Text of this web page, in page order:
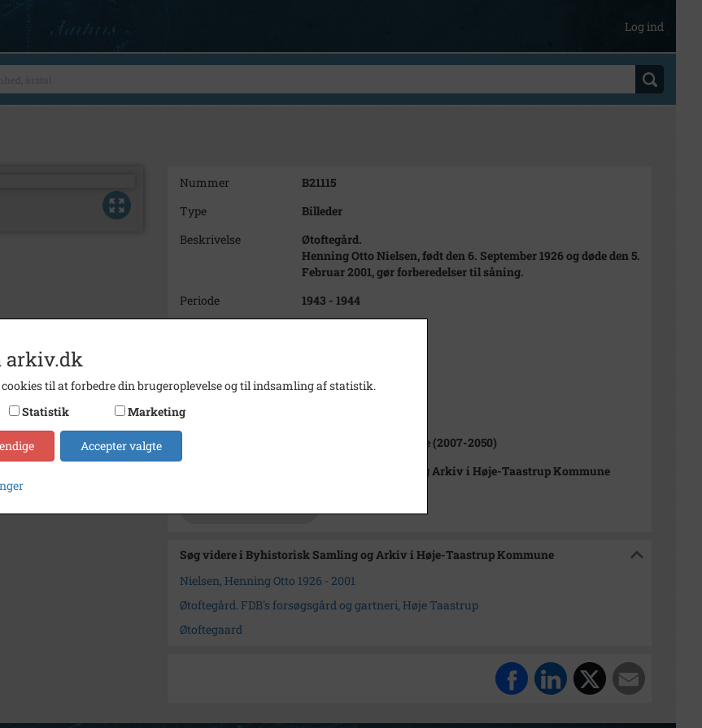
Log ind
Nummer
B21115
Type
Billeder
Beskrivelse
Øtoftegård.
Henning Otto Nielsen, født den 6. September 1926 og døde den 5.
Februar 2001, gør forberedelser til såning.
Periode
1943 - 1944
Se på kort
Type
Høje Tåstrup Kommune (2007-2050)
Byhistorisk Samling og Arkiv i Høje-Taastrup Kommune
Søg videre i Byhistorisk Samling og Arkiv i Høje-Taastrup Kommune
Nielsen, Henning Otto 1926 - 2001
Øtoftegård. FDB's forsøgsgård og gartneri, Høje Taastrup
Øtoftegaard
arkiv.dk
til at forbedre din brugeroplevelse og til indsamling af statistik.
Statistik Marketing
Accepter valgte